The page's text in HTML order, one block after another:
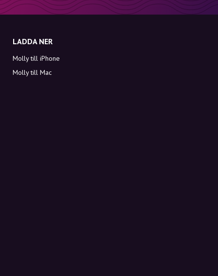
LADDA NER
Molly till iPhone
Molly till Mac